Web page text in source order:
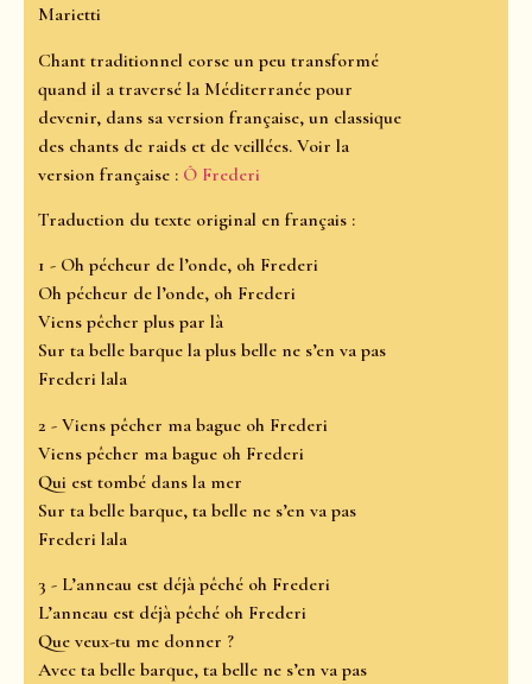
Marietti
Chant traditionnel corse un peu transformé
quand il a traversé la Méditerranée pour
devenir, dans sa version française, un classique
des chants de raids et de veillées. Voir la
version française : Ô Frederi
Traduction du texte original en français :
1 - Oh pécheur de l’onde, oh Frederi
Oh pécheur de l’onde, oh Frederi
Viens pêcher plus par là
Sur ta belle barque la plus belle ne s’en va pas
Frederi lala
2 - Viens pêcher ma bague oh Frederi
Viens pêcher ma bague oh Frederi
Qui est tombé dans la mer
Sur ta belle barque, ta belle ne s’en va pas
Frederi lala
3 - L’anneau est déjà pêché oh Frederi
L’anneau est déjà pêché oh Frederi
Que veux-tu me donner ?
Avec ta belle barque, ta belle ne s’en va pas